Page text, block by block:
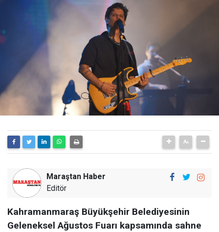
Maraştan Haber
Editör
Kahramanmaraş Büyükşehir Belediyesinin
Geleneksel Ağustos Fuarı kapsamında sahne